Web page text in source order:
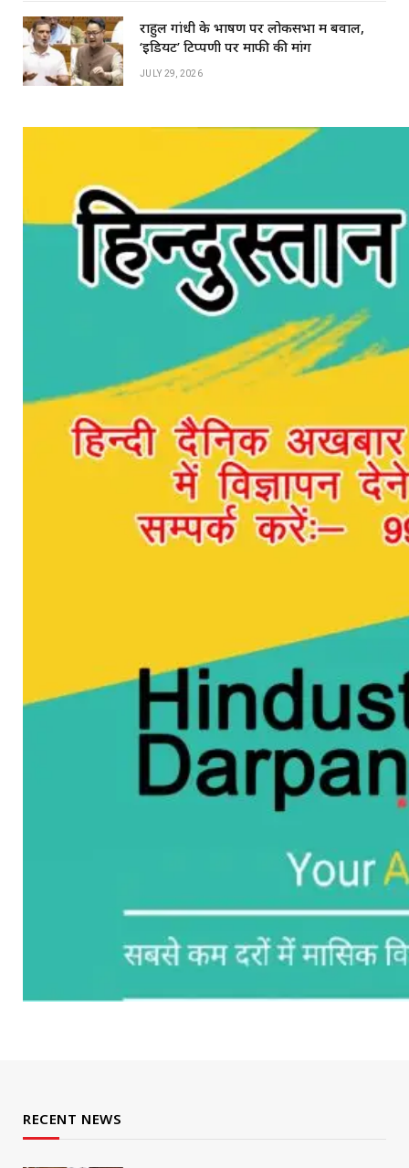
राहुल गांधी के भाषण पर लोकसभा में बवाल,
‘इडियट’ टिप्पणी पर माफी की मांग
JULY 29, 2026
RECENT NEWS